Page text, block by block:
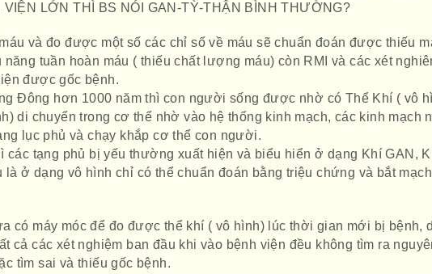
VIỆN LỚN THÌ BS NÓI GAN-TỲ-THẬN BÌNH THƯỜNG?
và đo được một số các chỉ số về máu sẽ chuẩn đoán được thiếu
năng tuần hoàn máu ( thiếu chất lượng máu) còn RMI và các xét
được gốc bệnh.
Đông hơn 1000 năm thì con người sống được nhờ có Thể Khí ( vô
di chuyển trong cơ thể nhờ vào hệ thống kinh mạch, các kinh mạch
lục phủ và chạy khắp cơ thể con người.
các tạng phủ bị yếu thường xuất hiện và biểu hiển ở dạng Khí GAN,
là ở dạng vô hình chỉ có thể chuẩn đoán bằng triệu chứng và bắt mạch
có máy móc để đo được thể khí ( vô hình) lúc thời gian mới bị bệnh,
cả các xét nghiệm ban đầu khi vào bệnh viện đều không tìm ra
tìm sai và thiếu gốc bệnh.